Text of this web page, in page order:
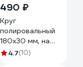
490 ₽
Круг
полировальный
180х30 мм, на
липучке WORTEX
4.7(10)